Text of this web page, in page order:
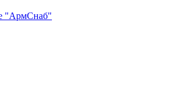
"АрмСнаб"